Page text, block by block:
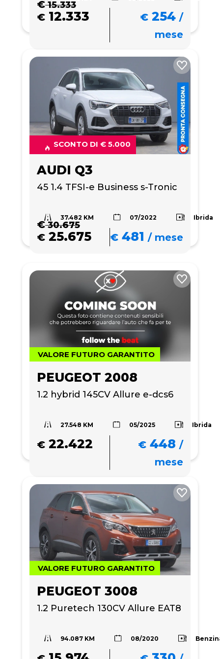
€15.333
€ 12.333 € 254 /
mese
SCONTO DI € 5.000
AUDI Q3
45 1.4 TFSI-e Business s-Tronic
37.482 KM 07/2022 Ibrida
€30.675
€ 25.675 € 481 /mese
VALORE FUTURO GARANTITO
PEUGEOT 2008
1.2 hybrid 145CV Allure e-dcs6
27.548 KM 05/2025 Ibrida
€ 22.422 € 448 /
mese
VALORE FUTURO GARANTITO
PEUGEOT 3008
1.2 Puretech 130CV Allure EAT8
94.087 KM 08/2020